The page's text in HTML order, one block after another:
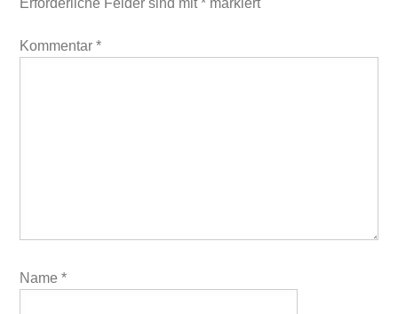
Kommentar*
Name*